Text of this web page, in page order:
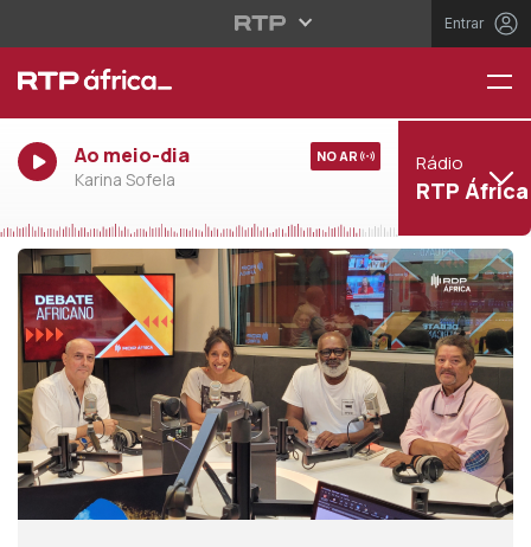
Entrar
Ao meio-dia
Karina Sofela
NO AR Rádio
RTP África